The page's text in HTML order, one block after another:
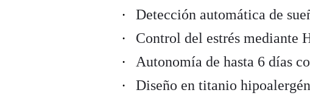
Detección automática de
Control del estrés mediante
Autonomía de hasta 6 días
Diseño en titanio